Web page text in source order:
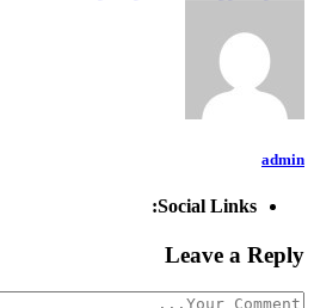
admin
Social Links:
Leave a Reply